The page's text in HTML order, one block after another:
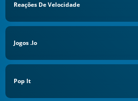
Reações De Velocidade
Jogos .io
Pop It